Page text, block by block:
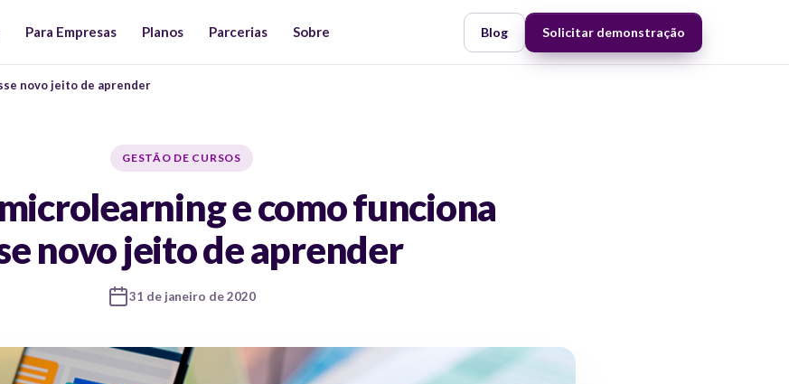
Para Empresas Planos Parcerias Sobre Blog Solicitar demonstração
novo jeito de aprender
GESTÃO DE CURSOS
e como funciona
novo jeito de aprender
31 de janeiro de 2020